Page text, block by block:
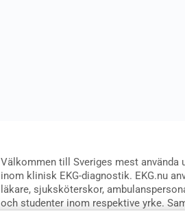
Välkommen till Sveriges mest använda
inom klinisk EKG-diagnostik. EKG.nu
läkare, sjuksköterskor,
och studenter inom respektive yrke.